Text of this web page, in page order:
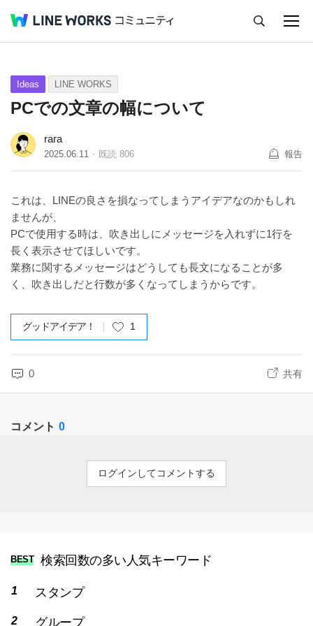
Q&A Tips Ideas
Ideas LINE WORKS
PCでの文章の幅について
rara
2025.06.11 既読 806 報告
これは、LINEの良さを損なってしまうアイデアなのかもしれ
ませんが、
PCで使用する時は、吹き出しにメッセージを入れずに1行を
長く表示させてほしいです。
業務に関するメッセージはどうしても長文になることが多
く、吹き出しだと行数が多くなってしまうからです。
グッドアイデア！ 1
0 共有
コメント 0
ログインしてコメントする
BEST 検索回数の多い人気キーワード
スタンプ
グループ